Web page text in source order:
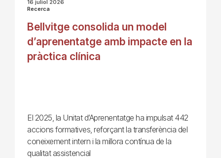
16 juliol 2026
Recerca
Bellvitge consolida un model
d’aprenentatge amb impacte en la
pràctica clínica
El 2025, la Unitat d’Aprenentatge ha impulsat 442
accions formatives, reforçant la transferència del
coneixement intern i la millora contínua de la
qualitat assistencial